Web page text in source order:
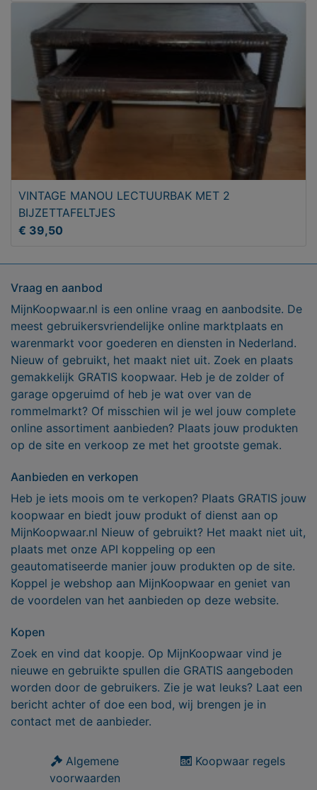
VINTAGE MANOU LECTUURBAK MET 2
BIJZETTAFELTJES
€ 39,50
Vraag en aanbod
MijnKoopwaar.nl is een online vraag en aanbodsite. De
meest gebruikersvriendelijke online marktplaats en
warenmarkt voor goederen en diensten in Nederland.
Nieuw of gebruikt, het maakt niet uit. Zoek en plaats
gemakkelijk GRATIS koopwaar. Heb je de zolder of
garage opgeruimd of heb je wat over van de
rommelmarkt? Of misschien wil je wel jouw complete
online assortiment aanbieden? Plaats jouw produkten
op de site en verkoop ze met het grootste gemak.
Aanbieden en verkopen
Heb je iets moois om te verkopen? Plaats GRATIS jouw
koopwaar en biedt jouw produkt of dienst aan op
MijnKoopwaar.nl Nieuw of gebruikt? Het maakt niet uit,
plaats met onze API koppeling op een
geautomatiseerde manier jouw produkten op de site.
Koppel je webshop aan MijnKoopwaar en geniet van
de voordelen van het aanbieden op deze website.
Kopen
Zoek en vind dat koopje. Op MijnKoopwaar vind je
nieuwe en gebruikte spullen die GRATIS aangeboden
worden door de gebruikers. Zie je wat leuks? Laat een
bericht achter of doe een bod, wij brengen je in
contact met de aanbieder.
Algemene
voorwaarden
Koopwaar regels